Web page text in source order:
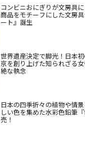
コンビニおにぎりが文房具
商品をモチーフにした文房
ート』誕生
世界遺産決定で脚光！日本
京を創り上げた知られざる
絶な執念
日本の四季折々の植物や情
しい色を集めた水彩色鉛筆
売！